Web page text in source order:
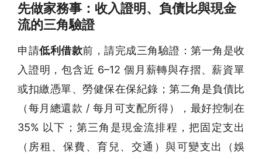
先做家務事：收入證明、負債比與現金
流的三角驗證
申請低利借款前，請完成三角驗證：第一角是收
入證明，包含近 6–12 個月薪轉與存摺、薪資單
或扣繳憑單、勞健保在保紀錄；第二角是負債比
（每月總還款 / 每月可支配所得），最好控制在
35% 以下；第三角是現金流排程，把固定支出
（房租、保費、育兒、交通）與可變支出（娛